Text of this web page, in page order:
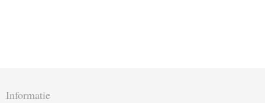
Informatie